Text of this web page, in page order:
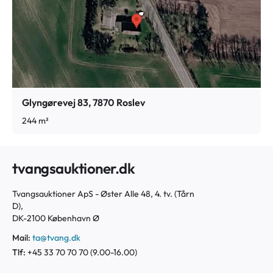
gældende love og bestemmelser er overholdt.
Glyngørevej 83, 7870 Roslev
244 m²
tvangsauktioner.dk
Tvangsauktioner ApS - Øster Alle 48, 4. tv. (Tårn
D),
DK-2100 København Ø
Mail: ta@tvang.dk
Tlf: +45 33 70 70 70 (9.00-16.00)